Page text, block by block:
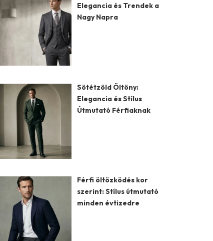
Elegancia és Trendek a
Nagy Napra
Sötétzöld Öltöny:
Elegancia és Stílus
Útmutató Férfiaknak
Férfi öltözködés kor
szerint: Stílus útmutató
minden évtizedre